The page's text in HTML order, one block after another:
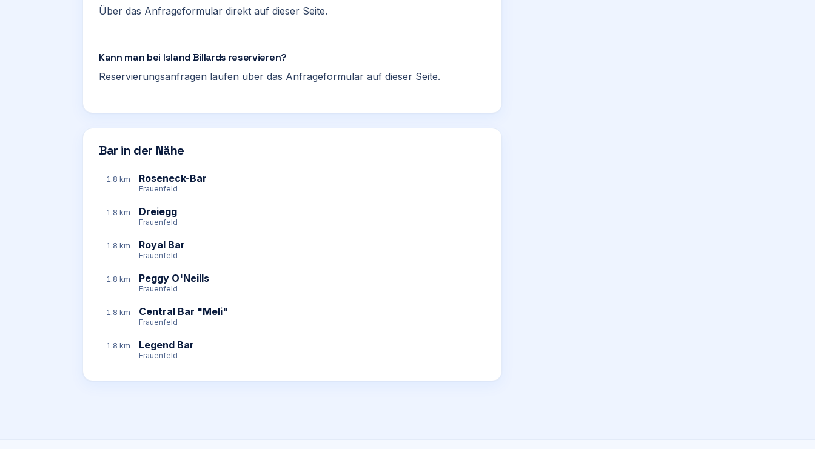
Über das Anfrageformular direkt auf dieser Seite.
Kann man bei Island Billards reservieren?
Reservierungsanfragen laufen über das Anfrageformular auf dieser Seite.
Bar in der Nähe
1.8 km Roseneck-Bar
Frauenfeld
1.8 km Dreiegg
Frauenfeld
1.8 km Royal Bar
Frauenfeld
1.8 km Peggy O'Neills
Frauenfeld
1.8 km Central Bar "Meli"
Frauenfeld
1.8 km Legend Bar
Frauenfeld